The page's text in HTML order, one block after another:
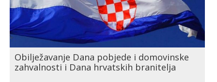
Obilježavanje Dana pobjede i domovinske
zahvalnosti i Dana hrvatskih branitelja